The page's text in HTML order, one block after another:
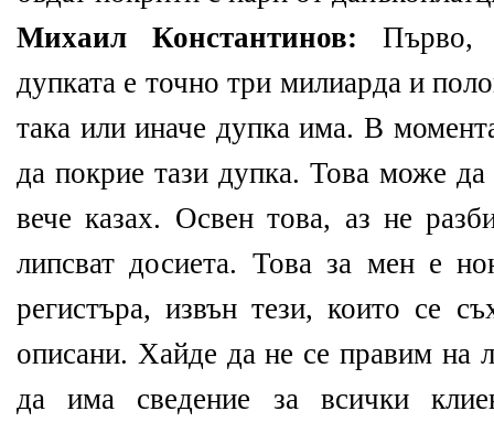
Михаил Константинов: Първо,
дупката е точно три милиарда и
така или иначе дупка има. В
да покрие тази дупка. Това може да
вече казах. Освен това, аз не
липсват досиета. Това за мен е
регистъра, извън тези, които се
описани. Хайде да не се правим на
да има сведение за всички